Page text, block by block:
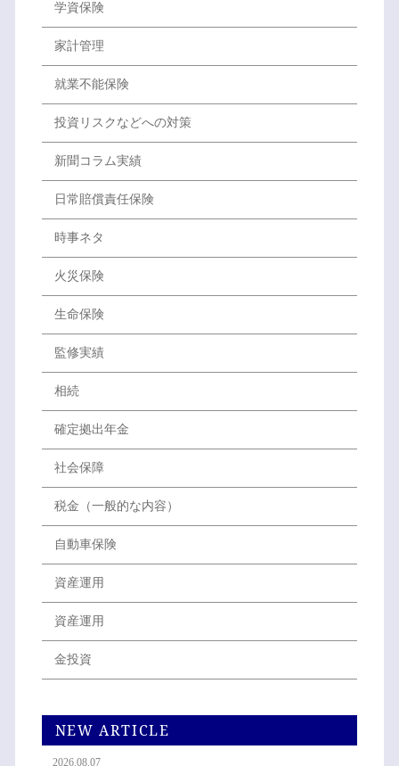
学資保険
家計管理
就業不能保険
投資リスクなどへの対策
新聞コラム実績
日常賠償責任保険
時事ネタ
火災保険
生命保険
監修実績
相続
確定拠出年金
社会保障
税金（一般的な内容）
自動車保険
資産運用
資産運用
金投資
NEW ARTICLE
2026.08.07